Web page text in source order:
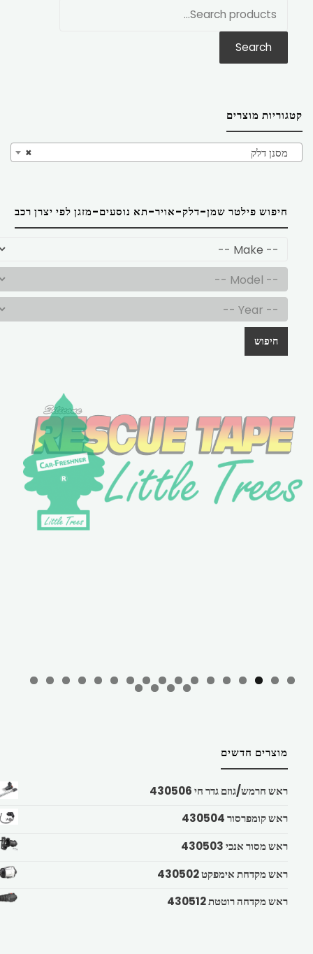
Search
קטגוריות מוצרים
× מסנן דלק
חיפוש פילטר שמן-דלק-אויר-תא נוסעים-מזגן לפי יצרן רכב
חיפוש
מוצרים חדשים
ראש חרמש/גוזם גדר חי 430506
ראש קומפרסור 430504
ראש מסור אנכי 430503
ראש מקדחת אימפקט 430502
ראש מקדחה רוטטת 430512